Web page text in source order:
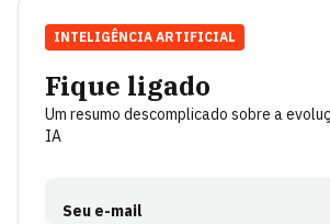
Fique ligado
Um resumo descomplicado sobre a
IA
Seu e-mail
INTELIGÊNCIA ARTIFICIAL